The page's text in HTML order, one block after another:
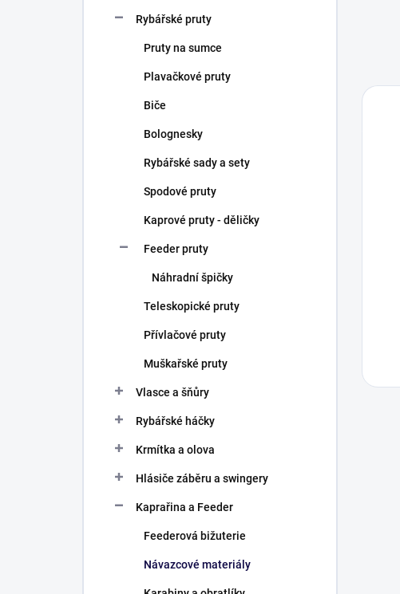
Rybářské pruty
Pruty na sumce
Plavačkové pruty
Biče
Bolognesky
Rybářské sady a sety
Spodové pruty
Kaprové pruty - děličky
Feeder pruty
Náhradní špičky
Teleskopické pruty
Přívlačové pruty
Muškařské pruty
Vlasce a šňůry
Rybářské háčky
Krmítka a olova
Hlásiče záběru a swingery
Kaprařina a Feeder
Feederová bižuterie
Návazcové materiály